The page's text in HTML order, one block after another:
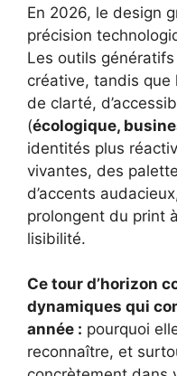
En 2026, le design
précision
Les outils génératifs
créative, tandis que
de clarté,
(écologique,
identités plus
vivantes, des
d’accents
prolongent du print
lisibilité.
Ce tour d’horizon
dynamiques qui
année : pourquoi
reconnaître, et